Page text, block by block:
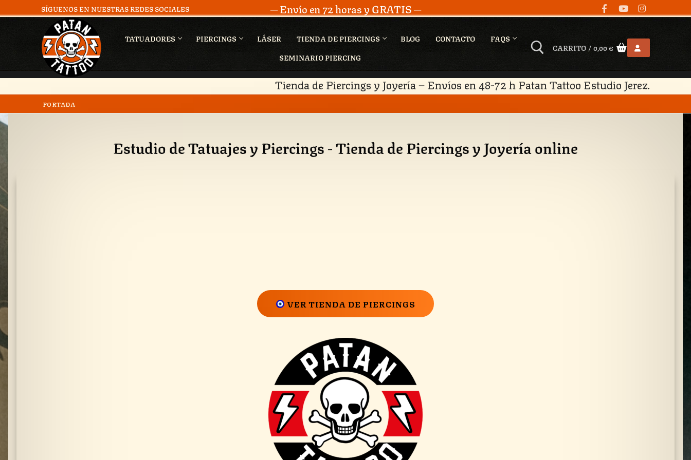
SÍGUENOS EN NUESTRAS REDES SOCIALES ─ Envío en 72 horas y GRATIS ─
TATUADORES PIERCINGS LÁSER TIENDA DE PIERCINGS BLOG CONTACTO
FAQS
SEMINARIO PIERCING
CARRITO / 0,00€
Tienda de Piercings y Joyería – Envíos en 48-72 h Patan Tattoo Estudio Jerez.
PORTADA
Estudio de Tatuajes y Piercings - Tienda de Piercings y Joyería online
VER TIENDA DE PIERCINGS